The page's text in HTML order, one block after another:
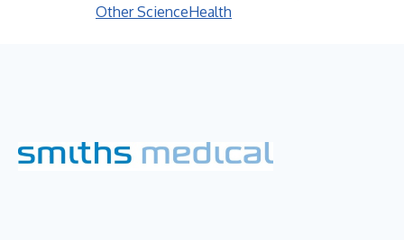
Other ScienceHealth